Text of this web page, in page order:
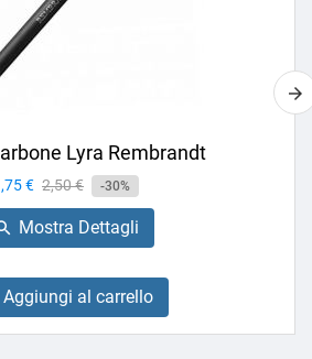
Lyra Rembrandt
€ Prezzo
base
2,50 € -30%
Mostra Dettagli
Aggiungi al carrello